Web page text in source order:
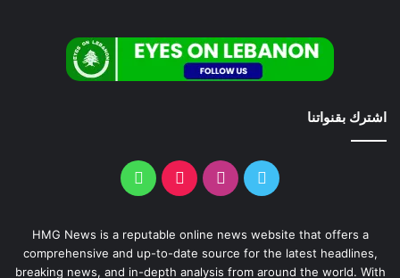
اشترك بقنواتنا
HMG News is a reputable online news website that offers a
comprehensive and up-to-date source for the latest headlines,
breaking news, and in-depth analysis from around the world. With